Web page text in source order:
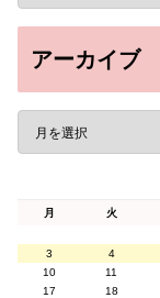
アーカイブ
月 火
3
4
10
11
17
18